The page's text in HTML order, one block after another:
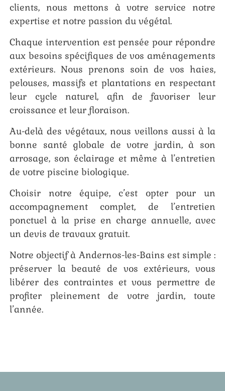
clients, nous mettons à votre service notre
expertise et notre passion du végétal.
Chaque intervention est pensée pour répondre
aux besoins spécifiques de vos aménagements
extérieurs. Nous prenons soin de vos haies,
pelouses, massifs et plantations en respectant
leur cycle naturel, afin de favoriser leur
croissance et leur floraison.
Au-delà des végétaux, nous veillons aussi à la
bonne santé globale de votre jardin, à son
arrosage, son éclairage et même à l’entretien
de votre piscine biologique.
Choisir notre équipe, c’est opter pour un
accompagnement complet, de l’entretien
ponctuel à la prise en charge annuelle, avec
un devis de travaux gratuit.
Notre objectif à Andernos-les-Bains est simple :
préserver la beauté de vos extérieurs, vous
libérer des contraintes et vous permettre de
profiter pleinement de votre jardin, toute
l’année.